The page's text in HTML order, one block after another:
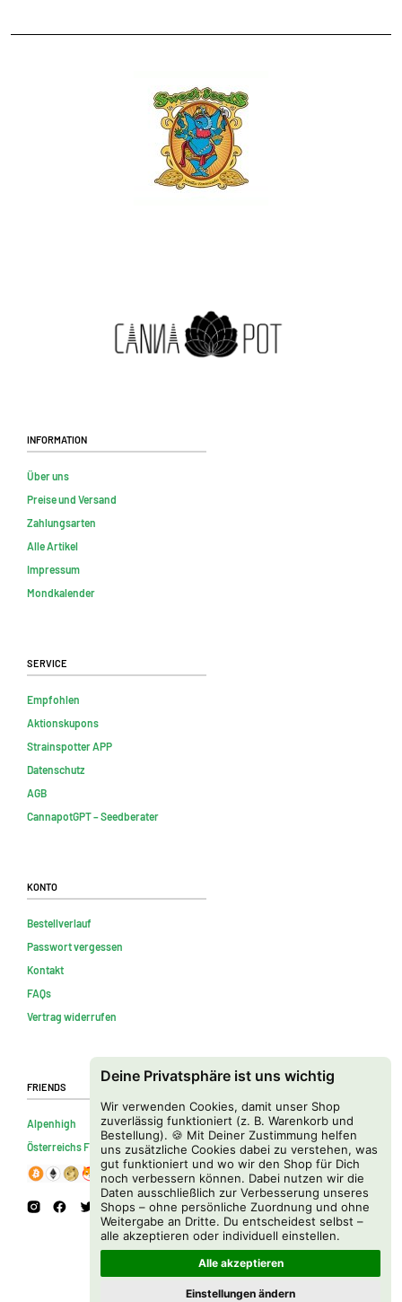
Deine Privatsphäre ist uns wichtig
Wir verwenden Cookies, damit unser Shop
zuverlässig funktioniert (z. B. Warenkorb und
Bestellung). 🍪 Mit Deiner Zustimmung helfen
uns zusätzliche Cookies dabei zu verstehen, was
gut funktioniert und wo wir den Shop für Dich
noch verbessern können. Dabei nutzen wir die
Daten ausschließlich zur Verbesserung unseres
Shops – ohne persönliche Zuordnung und ohne
Weitergabe an Dritte. Du entscheidest selbst –
alle akzeptieren oder individuell einstellen.
Alle akzeptieren
Einstellungen ändern
Information
Über uns
Preise und Versand
Zahlungsarten
Alle Artikel
Impressum
Mondkalender
Service
Empfohlen
Aktionskupons
Strainspotter APP
Datenschutz
AGB
CannapotGPT – Seedberater
Konto
Bestellverlauf
Passwort vergessen
Kontakt
FAQs
Vertrag widerrufen
Friends
Alpenhigh
Österreichs Firmenverzeichnis
Copyright © 2026 Cannapot Onlineshop